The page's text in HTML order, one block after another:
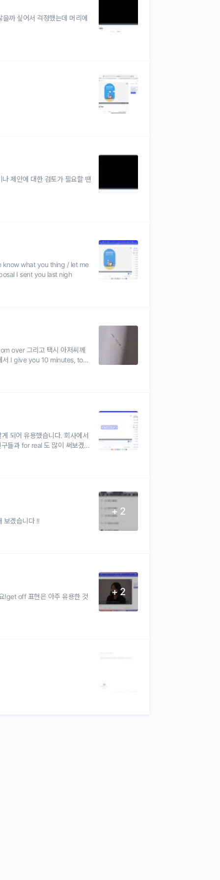
까 싶어서 걱정했는데 머리에
know what you thing / let me
I sent you last nigh
over 그리고 택시 아저씨께
서 I give you 10 minutes, top
되어 유용했습니다. 회사에서
들과 for real 도 많이 써보겠습
보겠습니다 !!
+ 2
!get off 표현은 아주 유용한 것 + 2